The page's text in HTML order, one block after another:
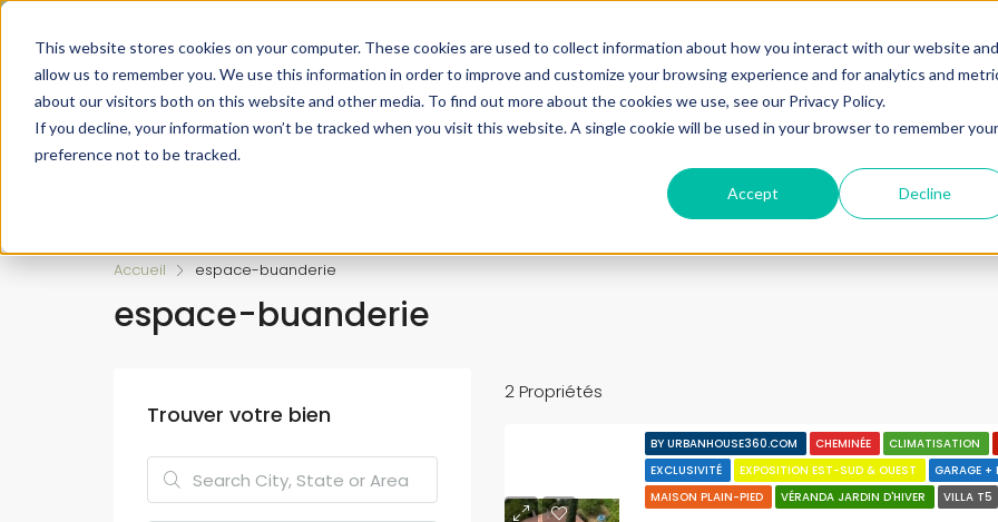
This website stores cookies on your computer. These cookies are used to collect information about how you interact with our website and
allow us to remember you. We use this information in order to improve and customize your browsing experience and for analytics and
about our visitors both on this website and other media. To find out more about the cookies we use, see our Privacy Policy.
If you decline, your information won’t be tracked when you visit this website. A single cookie will be used in your browser to remember your
preference not to be tracked.
Accept Decline
+33683110097
contact@urbanhouse360.com
Nos Biens Nos infos
Accueil espace-buanderie
espace-buanderie
2 Propriétés
BY URBANHOUSE360.COM CHEMINÉE CLIMATISATION
EXCLUSIVITÉ
EXPOSITION EST-SUD & OUEST GARAGE +
MAISON PLAIN-PIED
VÉRANDA JARDIN D'HIVER VILLA T5
Trouver votre bien